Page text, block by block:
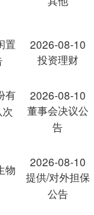
置
2026-08-10
投资理财
有
2026-08-10
董事会决议公
告
物
2026-08-10
提供/对外担保
公告